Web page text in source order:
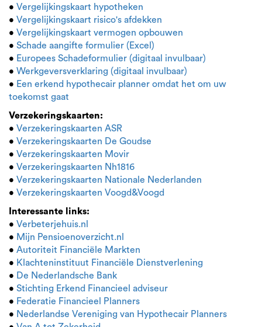
• Vergelijkingskaart hypotheken
• Vergelijkingskaart risico's afdekken
• Vergelijkingskaart vermogen opbouwen
• Schade aangifte formulier (Excel)
• Europees Schadeformulier (digitaal invulbaar)
• Werkgeversverklaring (digitaal invulbaar)
• Een erkend hypothecair planner omdat het om uw
toekomst gaat
Verzekeringskaarten:
• Verzekeringskaarten ASR
• Verzekeringskaarten De Goudse
• Verzekeringskaarten Movir
• Verzekeringskaarten Nh1816
• Verzekeringskaarten Nationale Nederlanden
• Verzekeringskaarten Voogd&Voogd
Interessante links:
• Verbeterjehuis.nl
• Mijn Pensioenoverzicht.nl
• Autoriteit Financiële Markten
• Klachteninstituut Financiële Dienstverlening
• De Nederlandsche Bank
• Stichting Erkend Financieel adviseur
• Federatie Financieel Planners
• Nederlandse Vereniging van Hypothecair Planners